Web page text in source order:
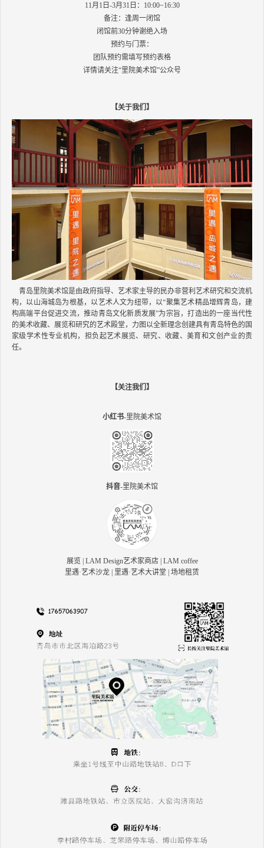
11月1日-3月31日：10:00~16:30
备注：逢周一闭馆
闭馆前30分钟谢绝入场
预约与门票：
团队预约需填写预约表格
详情请关注“里院美术馆”公众号
【关于我们】
青岛里院美术馆是由政府指导、艺术家主导的民办非营利艺术研究和交流机
构，以山海城岛为根基，以艺术人文为纽带，以“聚集艺术精品增辉青岛，建
构高端平台促进交流，推动青岛文化新质发展”为宗旨，打造出的一座当代性
的美术收藏、展览和研究的艺术殿堂，力图以全新理念创建具有青岛特色的国
家级学术性专业机构，担负起艺术展览、研究、收藏、美育和文创产业的责
任。
【关注我们】
小红书-里院美术馆
抖音-里院美术馆
展览 | LAM Design艺术家商店 | LAM coffee
里遇·艺术沙龙 | 里遇·艺术大讲堂 | 场地租赁